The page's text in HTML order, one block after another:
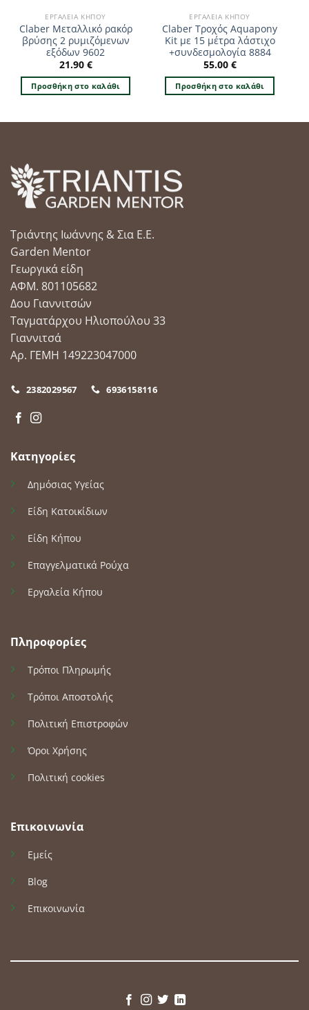
ΕΡΓΑΛΕΊΑ ΚΉΠΟΥ
Claber Μεταλλικό ρακόρ
βρύσης 2 ρυμιζόμενων
εξόδων 9602
21.90 €
Προσθήκη στο καλάθι
ΕΡΓΑΛΕΊΑ ΚΉΠΟΥ
Claber Τροχός Aquapony
Kit με 15 μέτρα λάστιχο
+συνδεσμολογία 8884
55.00 €
Προσθήκη στο καλάθι
Τριάντης Ιωάννης & Σια Ε.Ε.
Garden Mentor
Γεωργικά είδη
ΑΦΜ. 801105682
Δου Γιαννιτσών
Ταγματάρχου Ηλιοπούλου 33
Γιαννιτσά
Αρ. ΓΕΜΗ 149223047000
2382029567 6936158116
Κατηγορίες
Δημόσιας Υγείας
Είδη Κατοικίδιων
Είδη Κήπου
Επαγγελματικά Ρούχα
Εργαλεία Κήπου
Πληροφορίες
Τρόποι Πληρωμής
Τρόποι Αποστολής
Πολιτική Επιστροφών
Όροι Χρήσης
Πολιτική cookies
Επικοινωνία
Εμείς
Blog
Επικοινωνία